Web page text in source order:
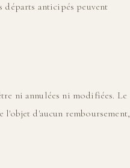
départs anticipés peuvent
ni annulées ni modifiées. Le
d'aucun remboursement,